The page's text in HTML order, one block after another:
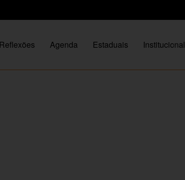
Reflexões Agenda Estaduais Institucional